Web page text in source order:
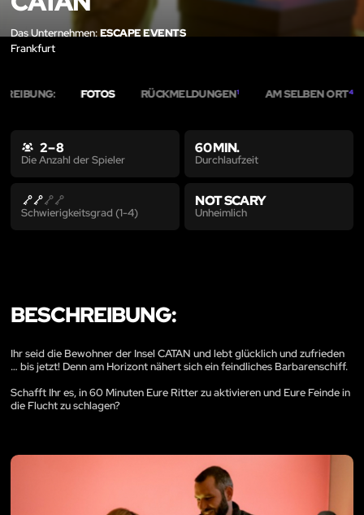
Das Unternehmen:ESCAPE EVENTS
Frankfurt
FOTOS RÜCKMELDUNGEN1 AM SELBEN ORT4
2 – 8
Die Anzahl der Spieler
60 MIN.
Durchlaufzeit
Schwierigkeitsgrad (1-4)
NOT SCARY
Unheimlich
BESCHREIBUNG:
Ihr seid die Bewohner der Insel CATAN und lebt glücklich und zufrieden
… bis jetzt! Denn am Horizont nähert sich ein feindliches Barbarenschiff.
Schafft Ihr es, in 60 Minuten Eure Ritter zu aktivieren und Eure Feinde in
die Flucht zu schlagen?